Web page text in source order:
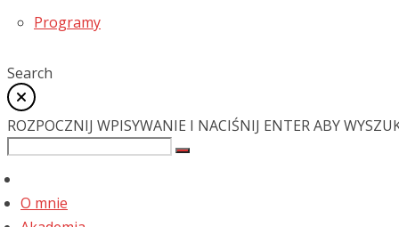
Programy
Search
ROZPOCZNIJ WPISYWANIE I NACIŚNIJ ENTER ABY
O mnie